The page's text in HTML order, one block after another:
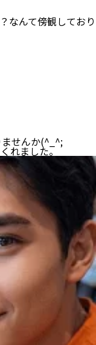
なんて傍観しており
せんか(^_^;
れました。